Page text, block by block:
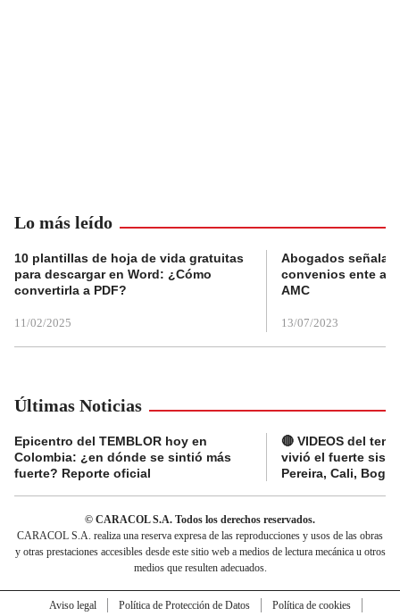
Lo más leído
10 plantillas de hoja de vida gratuitas
para descargar en Word: ¿Cómo
convertirla a PDF?
11/02/2025
Abogados
convenios ente
AMC
13/07/2023
Últimas Noticias
Epicentro del TEMBLOR hoy en
Colombia: ¿en dónde se sintió más
fuerte? Reporte oficial
🔴 VIDEOS del
vivió el fuerte
Pereira, Cali,
© CARACOL S.A. Todos los derechos reservados.
CARACOL S.A. realiza una reserva expresa de las reproducciones y usos de las obras
y otras prestaciones accesibles desde este sitio web a medios de lectura mecánica u otros
medios que resulten adecuados.
Aviso legal Política de Protección de Datos
Política de cookies